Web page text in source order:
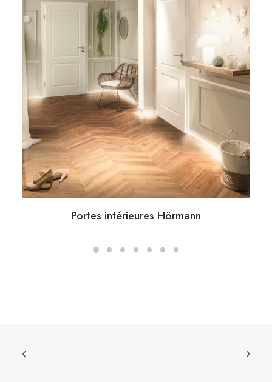
Portes intérieures Hörmann